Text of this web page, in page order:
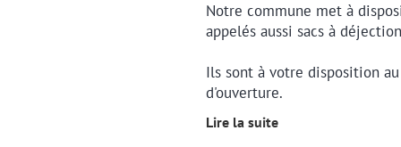
Notre commune met à
appelés aussi sacs à
Ils sont à votre disposition
d'ouverture.
Lire la suite